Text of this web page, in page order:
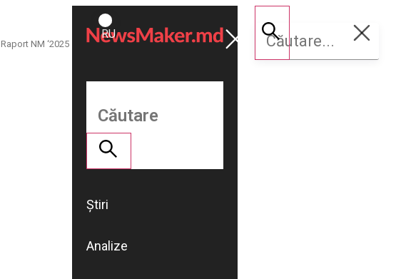
Raport NM ‘2025
ROMÂNĂ
RU
Susține
NM
Știri
Analize